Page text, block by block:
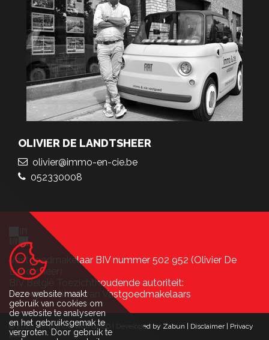
OLIVIER DE LANDTSHEER
olivier@immo-en-cie.be
052330008
Vastgoedmakelaar BIV nummer 502 952 (Olivier De
Landtsheer)
BIV België Toezichthoudende autoriteit:
Beroepsinstituut van Vastgoedmakelaars
© 2026 immo & cie VASTGOED | Developed by Zabun Disclaimer| Privacy
policy
Deze website maakt
gebruik van cookies om
de website te analyseren
en het gebruiksgemak te
vergroten. Door gebruik te